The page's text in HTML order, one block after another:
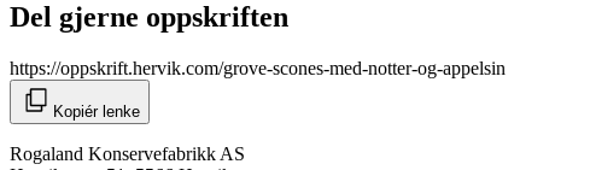
Del gjerne oppskriften
https://oppskrift.hervik.com/grove-scones-med-notter-og-appelsin
Kopiér lenke
Rogaland Konservefabrikk AS